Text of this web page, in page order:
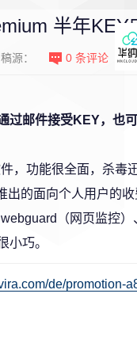
半年KEY
稿源： 0 条评论
过邮件接受KEY，也
，功能很全面，杀毒
出的面向个人用户的
（网页监控
小巧。
de/promotion-